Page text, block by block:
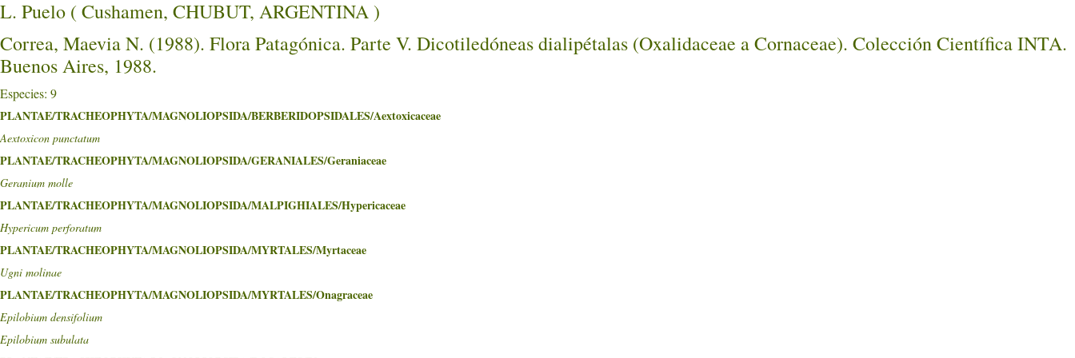
L. Puelo ( Cushamen, CHUBUT, ARGENTINA )
Correa, Maevia N. (1988). Flora Patagónica. Parte V. Dicotiledóneas dialipétalas (Oxalidaceae a Cornaceae). Colección Científica INTA.
Buenos Aires, 1988.
Especies: 9
PLANTAE/TRACHEOPHYTA/MAGNOLIOPSIDA/BERBERIDOPSIDALES/Aextoxicaceae
Aextoxicon punctatum
PLANTAE/TRACHEOPHYTA/MAGNOLIOPSIDA/GERANIALES/Geraniaceae
Geranium molle
PLANTAE/TRACHEOPHYTA/MAGNOLIOPSIDA/MALPIGHIALES/Hypericaceae
Hypericum perforatum
PLANTAE/TRACHEOPHYTA/MAGNOLIOPSIDA/MYRTALES/Myrtaceae
Ugni molinae
PLANTAE/TRACHEOPHYTA/MAGNOLIOPSIDA/MYRTALES/Onagraceae
Epilobium densifolium
Epilobium subulata